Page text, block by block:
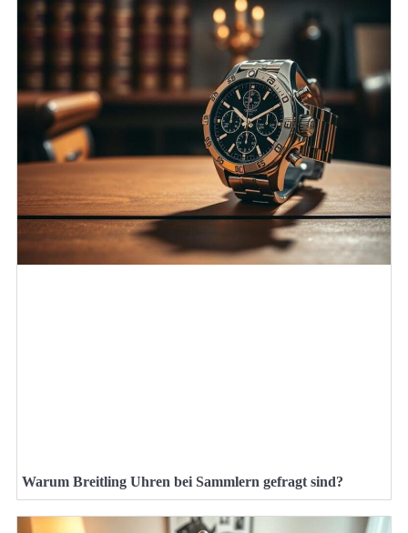
Warum Breitling Uhren bei Sammlern gefragt sind?